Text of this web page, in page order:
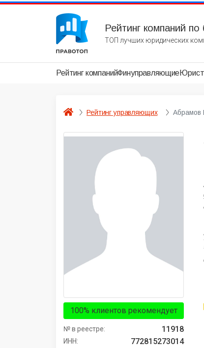
Рейтинг компаний
ТОП лучших юридических
Рейтинг компанийФинуправляющие
Рейтинг управляющих Абрамов
100% клиентов рекомендует
№ в реестре: 11918
ИНН: 772815273014